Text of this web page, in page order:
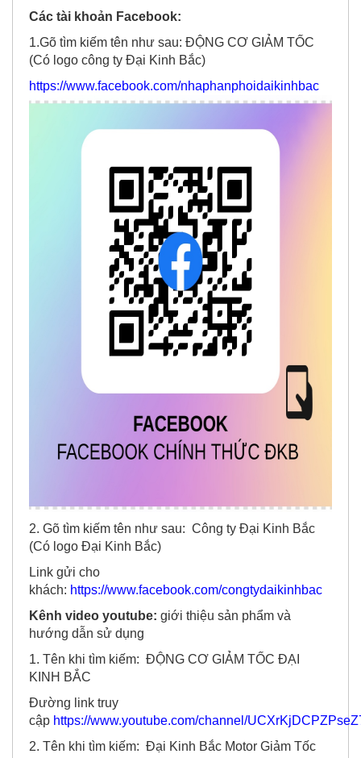
Các tài khoản Facebook:
1.Gõ tìm kiếm tên như sau: ĐỘNG CƠ GIẢM TỐC
(Có logo công ty Đại Kinh Bắc)
https://www.facebook.com/nhaphanphoidaikinhbac
2. Gõ tìm kiếm tên như sau: Công ty Đại Kinh Bắc
(Có logo Đại Kinh Bắc)
Link gửi cho
khách: https://www.facebook.com/congtydaikinhbac
Kênh video youtube: giới thiệu sản phẩm và
hướng dẫn sử dụng
1. Tên khi tìm kiếm: ĐỘNG CƠ GIẢM TỐC ĐẠI
KINH BẮC
Đường link truy
cập https://www.youtube.com/channel/
2. Tên khi tìm kiếm: Đại Kinh Bắc Motor Giảm Tốc